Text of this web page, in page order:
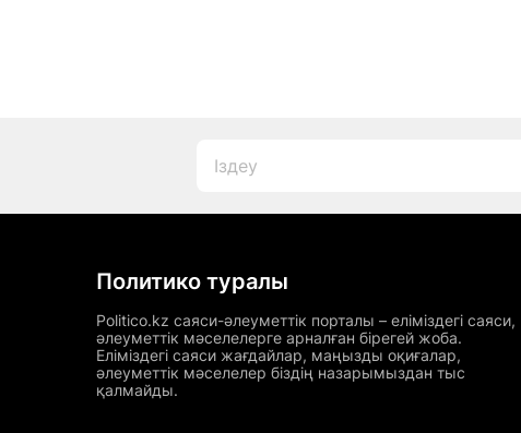
Политико туралы
Politico.kz саяси-әлеуметтік порталы – еліміздегі саяси,
әлеуметтік мәселелерге арналған бірегей жоба.
Еліміздегі саяси жағдайлар, маңызды оқиғалар,
әлеуметтік мәселелер біздің назарымыздан тыс
қалмайды.